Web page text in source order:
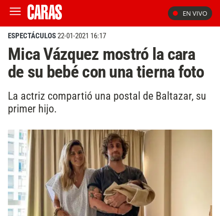
EN VIVO
ESPECTÁCULOS22-01-2021 16:17
Mica Vázquez mostró la cara
de su bebé con una tierna foto
La actriz compartió una postal de Baltazar, su
primer hijo.